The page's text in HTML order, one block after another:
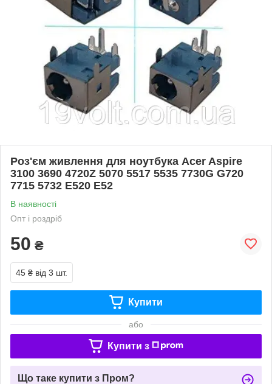
Роз'єм живлення для ноутбука Acer Aspire
3100 3690 4720Z 5070 5517 5535 7730G G720
7715 5732 E520 E52
В наявності
Опт і роздріб
50 ₴
45 ₴ від 3 шт.
Купити
або
Купити з
Що таке купити з Пром?